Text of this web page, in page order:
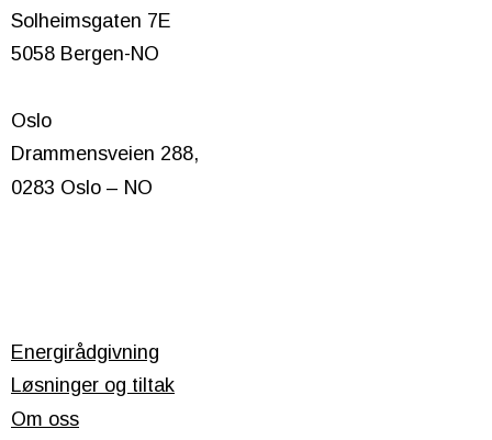
Solheimsgaten 7E
5058 Bergen-NO
Oslo
Drammensveien 288,
0283 Oslo – NO
Energirådgivning
Løsninger og tiltak
Om oss